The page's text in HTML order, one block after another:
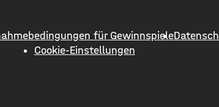
Situation bleibt angespannt:
nur in den Wäldern, sondern
für Gewinnspiele
Cookie-Einstellungen